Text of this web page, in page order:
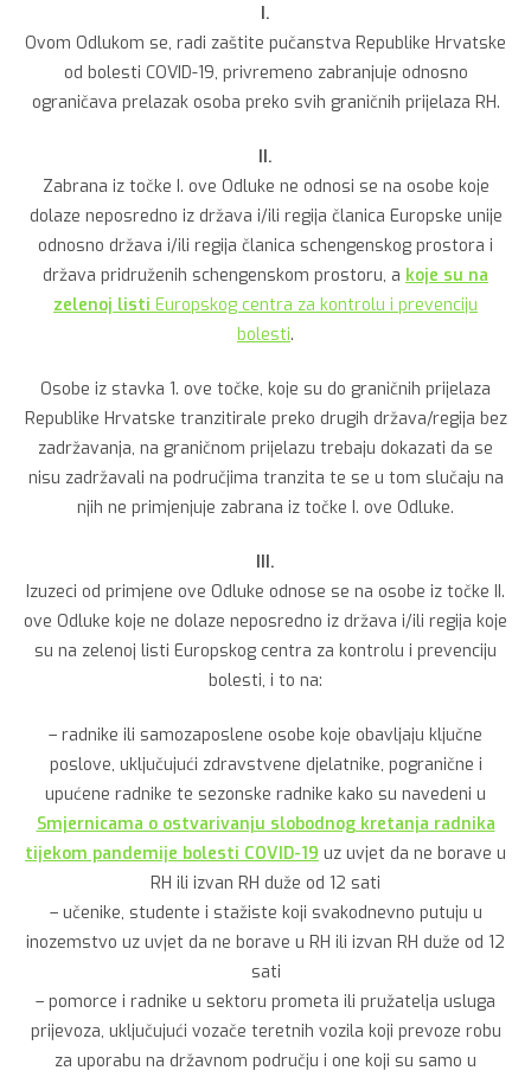
I.
Ovom Odlukom se, radi zaštite pučanstva Republike Hrvatske
od bolesti COVID-19, privremeno zabranjuje odnosno
ograničava prelazak osoba preko svih graničnih prijelaza RH.
II.
Zabrana iz točke I. ove Odluke ne odnosi se na osobe koje
dolaze neposredno iz država i/ili regija članica Europske unije
odnosno država i/ili regija članica schengenskog prostora i
država pridruženih schengenskom prostoru, a koje su na
zelenoj listi Europskog centra za kontrolu i prevenciju
bolesti.
Osobe iz stavka 1. ove točke, koje su do graničnih prijelaza
Republike Hrvatske tranzitirale preko drugih država/regija bez
zadržavanja, na graničnom prijelazu trebaju dokazati da se
nisu zadržavali na područjima tranzita te se u tom slučaju na
njih ne primjenjuje zabrana iz točke I. ove Odluke.
III.
Izuzeci od primjene ove Odluke odnose se na osobe iz točke II.
ove Odluke koje ne dolaze neposredno iz država i/ili regija koje
su na zelenoj listi Europskog centra za kontrolu i prevenciju
bolesti, i to na:
– radnike ili samozaposlene osobe koje obavljaju ključne
poslove, uključujući zdravstvene djelatnike, pogranične i
upućene radnike te sezonske radnike kako su navedeni u
Smjernicama o ostvarivanju slobodnog kretanja radnika
tijekom pandemije bolesti COVID-19 uz uvjet da ne borave u
RH ili izvan RH duže od 12 sati
– učenike, studente i stažiste koji svakodnevno putuju u
inozemstvo uz uvjet da ne borave u RH ili izvan RH duže od 12
sati
– pomorce i radnike u sektoru prometa ili pružatelja usluga
prijevoza, uključujući vozače teretnih vozila koji prevoze robu
za uporabu na državnom području i one koji su samo u